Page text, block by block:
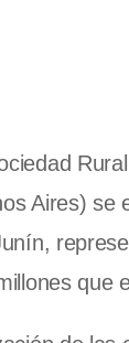
Aires)
que